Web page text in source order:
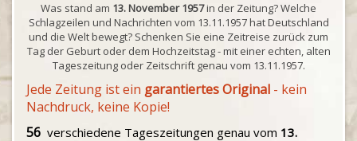
Was stand am 13. November 1957in der Zeitung? Welche
Schlagzeilen und Nachrichten vom 13.11.1957 hat Deutschland
und die Welt bewegt? Schenken Sie eine Zeitreise zurück zum
Tag der Geburt oder dem Hochzeitstag - mit einer echten, alten
Tageszeitung oder Zeitschrift genau vom 13.11.1957.
Jede Zeitung ist ein garantiertes Original - kein
Nachdruck, keine Kopie!
56 verschiedene Tageszeitungen genau vom 13.